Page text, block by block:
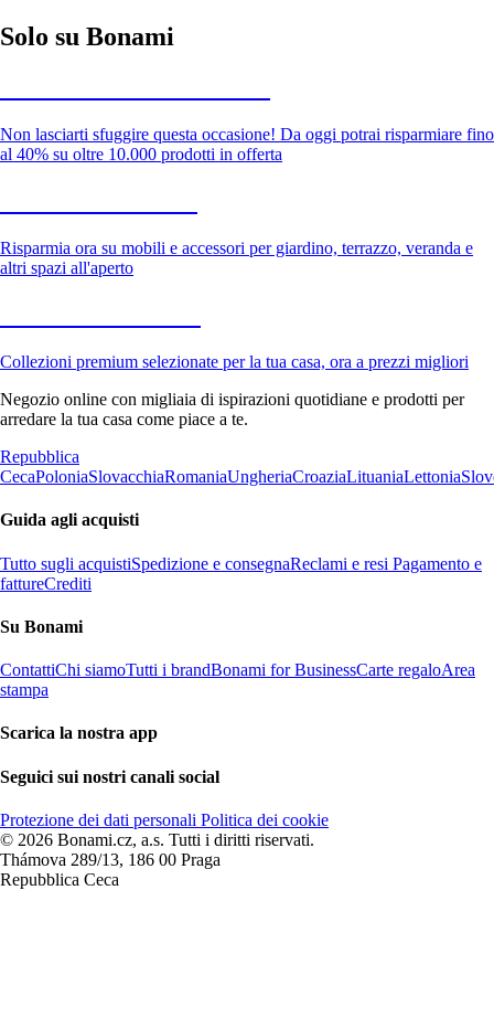
Solo su Bonami
Non lasciarti sfuggire questa occasione! Da oggi potrai risparmiare fino
al 40% su oltre 10.000 prodotti in offerta
Risparmia ora su mobili e accessori per giardino, terrazzo, veranda e
altri spazi all'aperto
Collezioni premium selezionate per la tua casa, ora a prezzi migliori
Negozio online con migliaia di ispirazioni quotidiane e prodotti per
arredare la tua casa come piace a te.
Repubblica
CecaPoloniaSlovacchiaRomaniaUngheriaCroaziaLituaniaLettonia
Guida agli acquisti
Tutto sugli acquistiSpedizione e consegnaReclami e resi Pagamento e
fattureCrediti
Su Bonami
ContattiChi siamoTutti i brandBonami for BusinessCarte regaloArea
stampa
Scarica la nostra app
Seguici sui nostri canali social
Protezione dei dati personali Politica dei cookie
© 2026 Bonami.cz, a.s. Tutti i diritti riservati.
Thámova 289/13, 186 00 Praga
Repubblica Ceca